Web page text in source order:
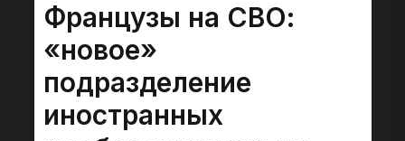
Французы на СВО:
«новое»
подразделение
иностранных